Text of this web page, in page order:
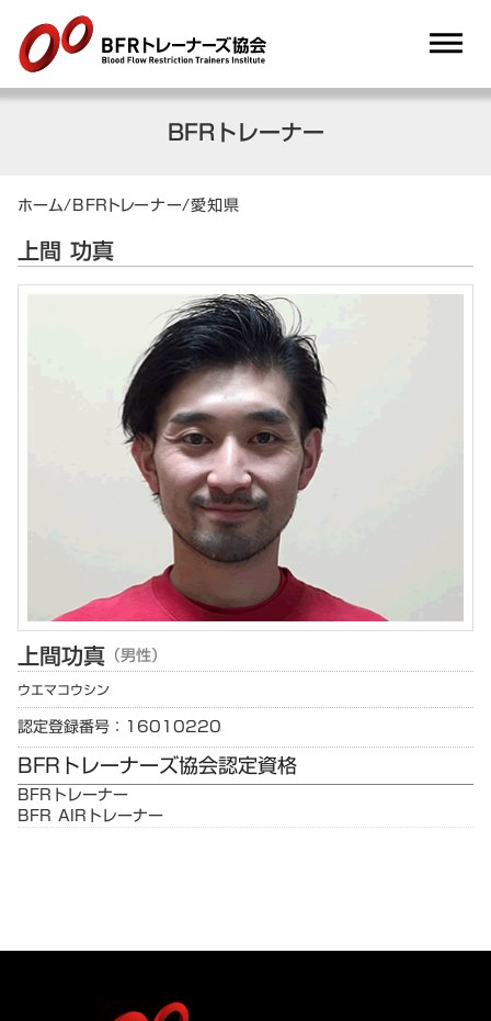
dehaze
BFRトレーナー
ホーム/BFRトレーナー/愛知県
上間 功真
上間功真 （男性）
ウエマコウシン
認定登録番号：16010220
BFRトレーナーズ協会認定資格
BFRトレーナー
BFR AIRトレーナー